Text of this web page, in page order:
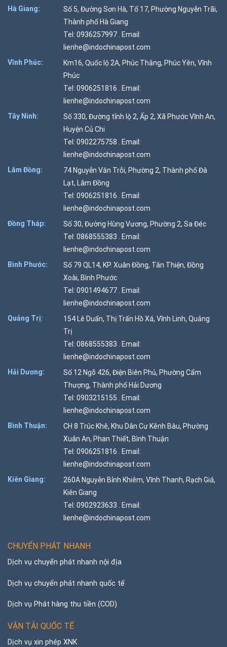
Hà Giang:
Số 5, Đường Sơn Hà, Tổ 17, Phường Nguyễn Trãi,
Thành phố Hà Giang
Tel: 0936257997 . Email:
lienhe@indochinapost.com
Vĩnh Phúc:
Km16, Quốc lộ 2A, Phúc Thắng, Phúc Yên, Vĩnh
Phúc
Tel: 0906251816 . Email:
lienhe@indochinapost.com
Tây Ninh:
Số 330, Đường tỉnh lộ 2, Ấp 2, Xã Phước Vĩnh An,
Huyện Củ Chi
Tel: 0902275758 . Email:
lienhe@indochinapost.com
Lâm Đồng:
74 Nguyễn Văn Trỗi, Phường 2, Thành phố Đà
Lạt, Lâm Đồng
Tel: 0906251816 . Email:
lienhe@indochinapost.com
Đồng Tháp:
Số 30, Đường Hùng Vương, Phường 2, Sa Đéc
Tel: 0868555383 . Email:
lienhe@indochinapost.com
Bình Phước:
Số 79 QL14, KP. Xuân Đồng, Tân Thiện, Đồng
Xoài, Bình Phước
Tel: 0901494677 . Email:
lienhe@indochinapost.com
Quảng Trị:
154 Lê Duẩn, Thị Trấn Hồ Xá, Vĩnh Linh, Quảng
Trị
Tel: 0868555383 . Email:
lienhe@indochinapost.com
Hải Dương:
Số 12 Ngõ 426, Điện Biên Phủ, Phường Cẩm
Thượng, Thành phố Hải Dương
Tel: 0903215155 . Email:
lienhe@indochinapost.com
Bình Thuận:
CH 8 Trúc Khê, Khu Dân Cư Kênh Bàu, Phường
Xuân An, Phan Thiết, Bình Thuận
Tel: 0906251816 . Email:
lienhe@indochinapost.com
Kiên Giang:
260A Nguyễn Bỉnh Khiêm, Vĩnh Thanh, Rạch Giá,
Kiên Giang
Tel: 0902923633 . Email:
lienhe@indochinapost.com
CHUYỂN PHÁT NHANH
Dịch vụ chuyển phát nhanh nội địa
Dịch vụ chuyển phát nhanh quốc tế
Dịch vụ Phát hàng thu tiền (COD)
VẬN TẢI QUỐC TẾ
Dịch vụ xin phép XNK